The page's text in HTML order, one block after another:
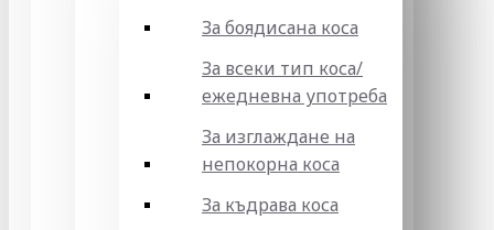
За боядисана коса
За всеки тип коса/
ежедневна употреба
За изглаждане на
непокорна коса
За къдрава коса